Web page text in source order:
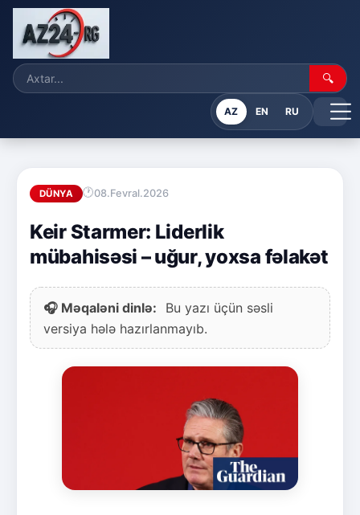
🔍
AZ EN RU
DÜNYA 08.Fevral.2026
Keir Starmer: Liderlik
mübahisəsi – uğur, yoxsa fəlakət
🎧 Məqaləni dinlə:
Bu yazı üçün səsli
versiya hələ hazırlanmayıb.